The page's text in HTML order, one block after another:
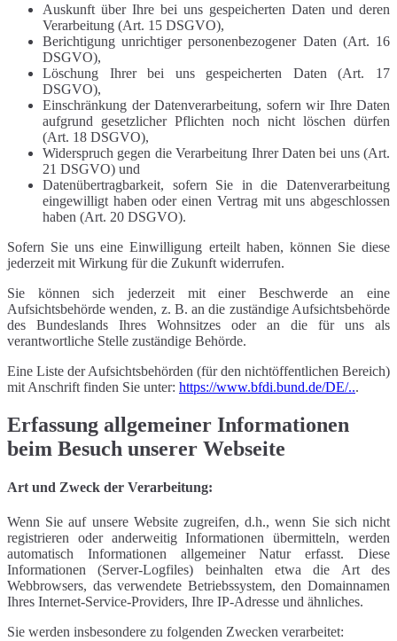
Auskunft über Ihre bei uns gespeicherten Daten und deren
Verarbeitung (Art. 15 DSGVO),
Berichtigung unrichtiger personenbezogener Daten (Art. 16
DSGVO),
Löschung Ihrer bei uns gespeicherten Daten (Art. 17
DSGVO),
Einschränkung der Datenverarbeitung, sofern wir Ihre Daten
aufgrund gesetzlicher Pflichten noch nicht löschen dürfen
(Art. 18 DSGVO),
Widerspruch gegen die Verarbeitung Ihrer Daten bei uns (Art.
21 DSGVO) und
Datenübertragbarkeit, sofern Sie in die Datenverarbeitung
eingewilligt haben oder einen Vertrag mit uns abgeschlossen
haben (Art. 20 DSGVO).
Sofern Sie uns eine Einwilligung erteilt haben, können Sie diese
jederzeit mit Wirkung für die Zukunft widerrufen.
Sie können sich jederzeit mit einer Beschwerde an eine
Aufsichtsbehörde wenden, z. B. an die zuständige Aufsichtsbehörde
des Bundeslands Ihres Wohnsitzes oder an die für uns als
verantwortliche Stelle zuständige Behörde.
Eine Liste der Aufsichtsbehörden (für den nichtöffentlichen Bereich)
mit Anschrift finden Sie unter: https://www.bfdi.bund.de/DE/...
Erfassung allgemeiner Informationen
beim Besuch unserer Webseite
Art und Zweck der Verarbeitung:
Wenn Sie auf unsere Website zugreifen, d.h., wenn Sie sich nicht
registrieren oder anderweitig Informationen übermitteln, werden
automatisch Informationen allgemeiner Natur erfasst. Diese
Informationen (Server-Logfiles) beinhalten etwa die Art des
Webbrowsers, das verwendete Betriebssystem, den Domainnamen
Ihres Internet-Service-Providers, Ihre IP-Adresse und ähnliches.
Sie werden insbesondere zu folgenden Zwecken verarbeitet: